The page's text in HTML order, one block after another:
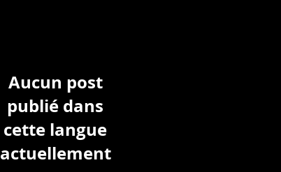
Aucun post
publié dans
cette langue
actuellement